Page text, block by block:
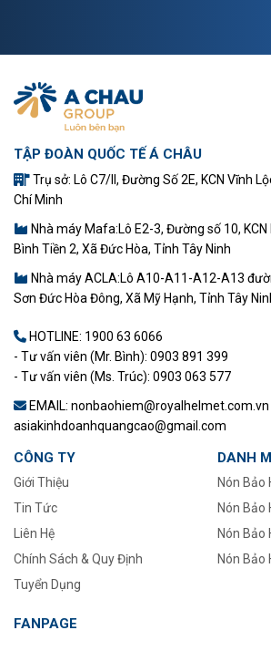
TẬP ĐOÀN QUỐC TẾ Á CHÂU
Trụ sở: Lô C7/II, Đường Số 2E, KCN Vĩnh
Chí Minh
Nhà máy Mafa:Lô E2-3, Đường số 10, KCN
Bình Tiền 2, Xã Đức Hòa, Tỉnh Tây Ninh
Nhà máy ACLA:Lô A10-A11-A12-A13
Sơn Đức Hòa Đông, Xã Mỹ Hạnh, Tỉnh Tây
HOTLINE: 1900 63 6066
- Tư vấn viên (Mr. Bình): 0903 891 399
- Tư vấn viên (Ms. Trúc): 0903 063 577
EMAIL: nonbaohiem@royalhelmet.com.vn
asiakinhdoanhquangcao@gmail.com
CÔNG TY
Giới Thiệu
Tin Tức
–
Liên Hệ
Chính Sách & Quy Định
Tuyển Dụng
DANH
Nón Bảo
Nón Bảo
Nón Bảo
Nón Bảo
FANPAGE